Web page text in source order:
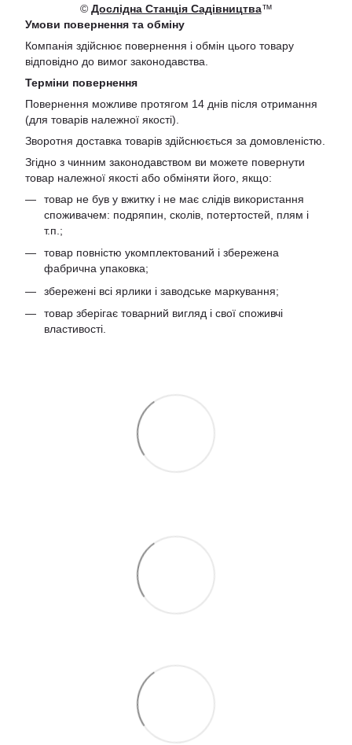
© Дослідна Станція Садівництва™
Умови повернення та обміну
Компанія здійснює повернення і обмін цього товару
відповідно до вимог законодавства.
Терміни повернення
Повернення можливе протягом 14 днів після отримання
(для товарів належної якості).
Зворотня доставка товарів здійснюється за домовленістю.
Згідно з чинним законодавством ви можете повернути
товар належної якості або обміняти його, якщо:
товар не був у вжитку і не має слідів використання
споживачем: подряпин, сколів, потертостей, плям і
т.п.;
товар повністю укомплектований і збережена
фабрична упаковка;
збережені всі ярлики і заводське маркування;
товар зберігає товарний вигляд і свої споживчі
властивості.